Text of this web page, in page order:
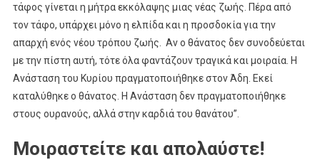
τάφος γίνεται η μήτρα εκκόλαψης μιας νέας ζωής. Πέρα από
τον τάφο, υπάρχει μόνο η ελπίδα και η προσδοκία για την
απαρχή ενός νέου τρόπου ζωής. Αν ο θάνατος δεν συνοδεύεται
με την πίστη αυτή, τότε όλα φαντάζουν τραγικά και μοιραία. Η
Ανάσταση του Κυρίου πραγματοποιήθηκε στον Άδη. Εκεί
καταλύθηκε ο θάνατος. Η Ανάσταση δεν πραγματοποιήθηκε
στους ουρανούς, αλλά στην καρδιά του θανάτου”.
Μοιραστείτε και απολαύστε!